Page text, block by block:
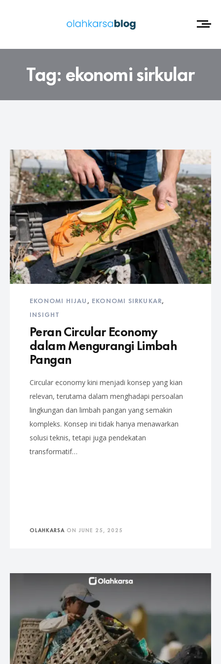
Tag:ekonomi sirkular
EKONOMI HIJAU , EKONOMI SIRKUKAR,
INSIGHT
Peran Circular Economy
dalam Mengurangi Limbah
Pangan
Circular economy kini menjadi konsep yang kian
relevan, terutama dalam menghadapi persoalan
lingkungan dan limbah pangan yang semakin
kompleks. Konsep ini tidak hanya menawarkan
solusi teknis, tetapi juga pendekatan
transformatif…
OLAHKARSA ON JUNE 25, 2025